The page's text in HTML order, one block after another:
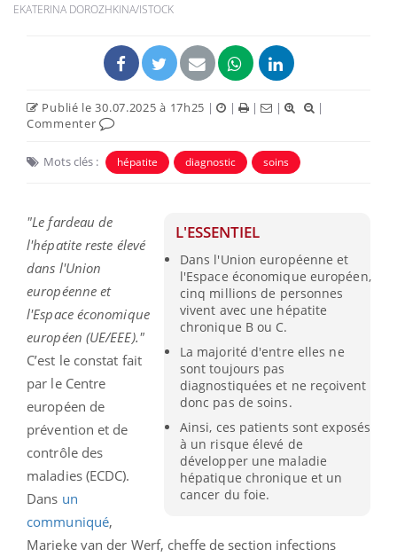
EKATERINA DOROZHKINA/ISTOCK
Publié le 30.07.2025 à 17h25 | | | |
|
Commenter
Mots clés : hépatite diagnostic soins
L'ESSENTIEL
Dans l'Union européenne et
l'Espace économique européen,
cinq millions de personnes
vivent avec une hépatite
chronique B ou C.
La majorité d'entre elles ne
sont toujours pas
diagnostiquées et ne reçoivent
donc pas de soins.
Ainsi, ces patients sont exposés
à un risque élevé de
développer une maladie
hépatique chronique et un
cancer du foie.
"Le fardeau de
l'hépatite reste élevé
dans l'Union
européenne et
l'Espace économique
européen (UE/EEE)."
C’est le constat fait
par le Centre
européen de
prévention et de
contrôle des
maladies (ECDC).
Dans un
communiqué,
Marieke van der Werf, cheffe de section infections